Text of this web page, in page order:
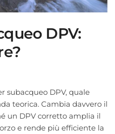
DPV:
subacqueo DPV, quale
teorica. Cambia davvero il
un DPV corretto amplia il
e rende più efficiente la